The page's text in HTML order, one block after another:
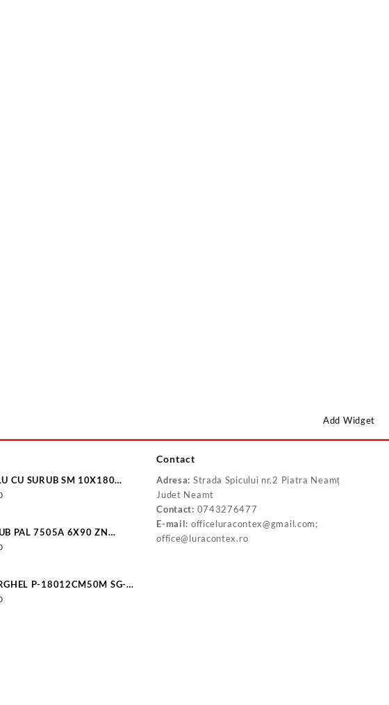
Add Widget
CU SURUB SM 10X180
10180
PAL 7505A 6X90 ZN
PAL6X90
P-18012CM50M SG-
Contact
Adresa: Strada Spicului nr.2 Piatra Neamț
Judet Neamt
Contact: 0743276477
E-mail: officeluracontex@gmail.com;
office@luracontex.ro